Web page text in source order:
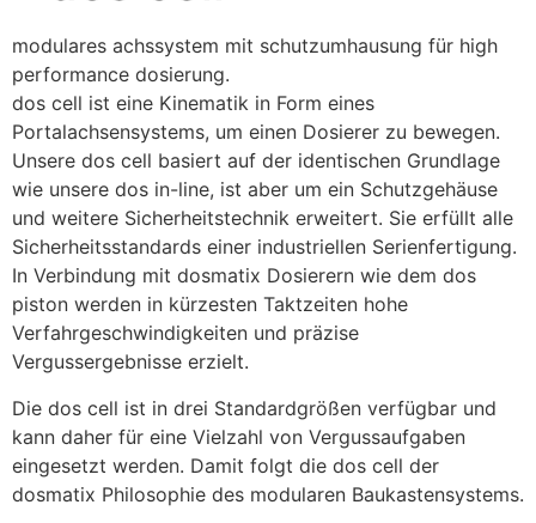
modulares achssystem mit schutzumhausung für high
performance dosierung.
dos cell ist eine Kinematik in Form eines
Portalachsensystems, um einen Dosierer zu bewegen.
Unsere dos cell basiert auf der identischen Grundlage
wie unsere dos in-line, ist aber um ein Schutzgehäuse
und weitere Sicherheitstechnik erweitert. Sie erfüllt alle
Sicherheitsstandards einer industriellen Serienfertigung.
In Verbindung mit dosmatix Dosierern wie dem dos
piston werden in kürzesten Taktzeiten hohe
Verfahrgeschwindigkeiten und präzise
Vergussergebnisse erzielt.
Die dos cell ist in drei Standardgrößen verfügbar und
kann daher für eine Vielzahl von Vergussaufgaben
eingesetzt werden. Damit folgt die dos cell der
dosmatix Philosophie des modularen Baukastensystems.